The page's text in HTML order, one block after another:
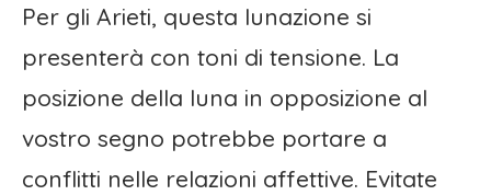
Per gli Arieti, questa lunazione si
presenterà con toni di tensione. La
posizione della luna in opposizione al
vostro segno potrebbe portare a
conflitti nelle relazioni affettive. Evitate